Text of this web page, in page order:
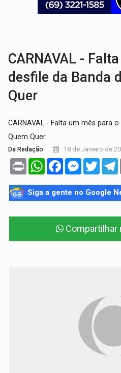
ECONOMIA:Dia dos
CARNAVAL -
desfile da Banda
Quer
CARNAVAL - Falta um mês para
Quem Quer
Da Redação 18 de Janeiro de
Print WhatsAppFacebookMessenger
Siga a gente no Google
Compartilhar